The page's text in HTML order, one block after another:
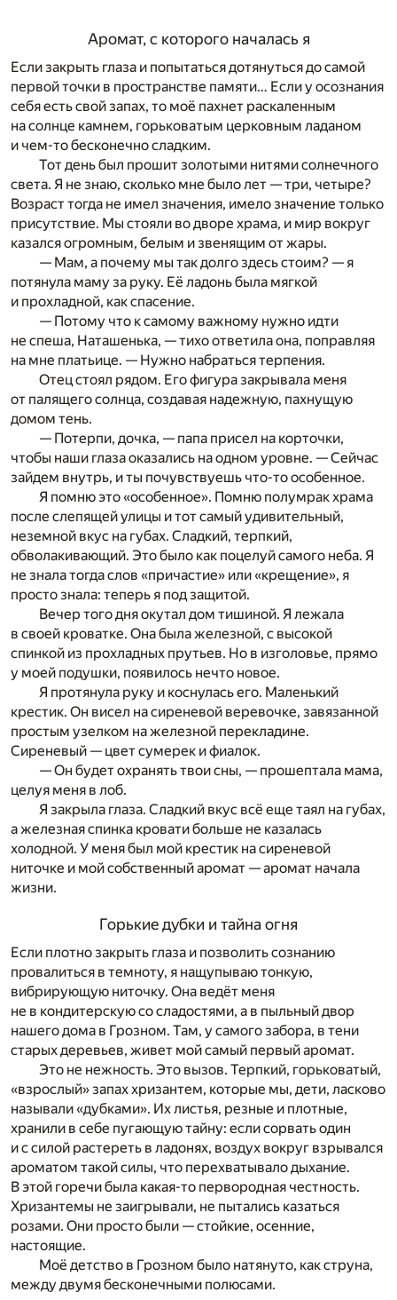
Аромат, с которого началась я
Если закрыть глаза и попытаться дотянуться до самой
первой точки в пространстве памяти… Если у осознания
себя есть свой запах, то моё пахнет раскаленным
на солнце камнем, горьковатым церковным ладаном
и чем-то бесконечно сладким.
Тот день был прошит золотыми нитями солнечного
света. Я не знаю, сколько мне было лет — три, четыре?
Возраст тогда не имел значения, имело значение только
присутствие. Мы стояли во дворе храма, и мир вокруг
казался огромным, белым и звенящим от жары.
— Мам, а почему мы так долго здесь стоим? — я
потянула маму за руку. Её ладонь была мягкой
и прохладной, как спасение.
— Потому что к самому важному нужно идти
не спеша, Наташенька, — тихо ответила она, поправляя
на мне платьице. — Нужно набраться терпения.
Отец стоял рядом. Его фигура закрывала меня
от палящего солнца, создавая надежную, пахнущую
домом тень.
— Потерпи, дочка, — папа присел на корточки,
чтобы наши глаза оказались на одном уровне. — Сейчас
зайдем внутрь, и ты почувствуешь что-то особенное.
Я помню это «особенное». Помню полумрак храма
после слепящей улицы и тот самый удивительный,
неземной вкус на губах. Сладкий, терпкий,
обволакивающий. Это было как поцелуй самого неба. Я
не знала тогда слов «причастие» или «крещение», я
просто знала: теперь я под защитой.
Вечер того дня окутал дом тишиной. Я лежала
в своей кроватке. Она была железной, с высокой
спинкой из прохладных прутьев. Но в изголовье, прямо
у моей подушки, появилось нечто новое.
Я протянула руку и коснулась его. Маленький
крестик. Он висел на сиреневой веревочке, завязанной
простым узелком на железной перекладине.
Сиреневый — цвет сумерек и фиалок.
— Он будет охранять твои сны, — прошептала мама,
целуя меня в лоб.
Я закрыла глаза. Сладкий вкус всё еще таял на губах,
а железная спинка кровати больше не казалась
холодной. У меня был мой крестик на сиреневой
ниточке и мой собственный аромат — аромат начала
жизни.
Горькие дубки и тайна огня
Если плотно закрыть глаза и позволить сознанию
провалиться в темноту, я нащупываю тонкую,
вибрирующую ниточку. Она ведёт меня
не в кондитерскую со сладостями, а в пыльный двор
нашего дома в Грозном. Там, у самого забора, в тени
старых деревьев, живет мой самый первый аромат.
Это не нежность. Это вызов. Терпкий, горьковатый,
«взрослый» запах хризантем, которые мы, дети, ласково
называли «дубками». Их листья, резные и плотные,
хранили в себе пугающую тайну: если сорвать один
и с силой растереть в ладонях, воздух вокруг взрывался
ароматом такой силы, что перехватывало дыхание.
В этой горечи была какая-то первородная честность.
Хризантемы не заигрывали, не пытались казаться
розами. Они просто были — стойкие, осенние,
настоящие.
Моё детство в Грозном было натянуто, как струна,
между двумя бесконечными полюсами.